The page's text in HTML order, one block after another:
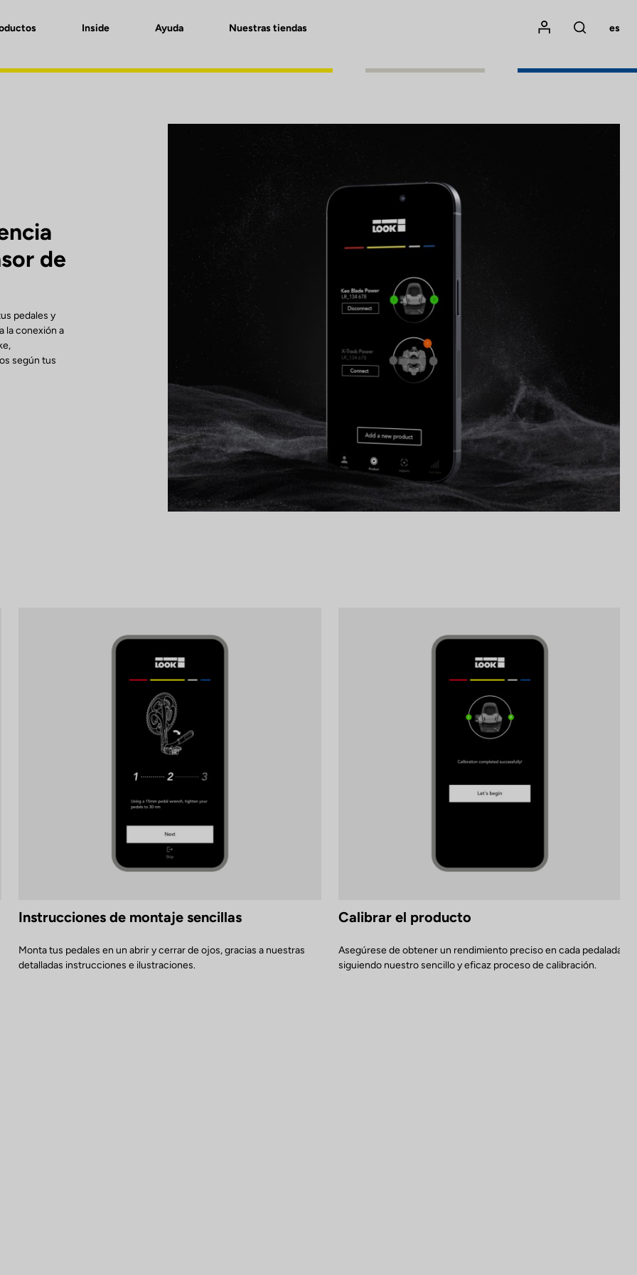
Inside Ayuda Nuestras tiendas
Mon compte
Rechercher
es
de
pedales y
la conexión a
según tus
Instrucciones de montaje sencillas
Monta tus pedales en un abrir y cerrar de ojos, gracias a nuestras
detalladas instrucciones e ilustraciones.
Calibrar el producto
Asegúrese de obtener un rendimiento preciso en cada pedalada,
siguiendo nuestro sencillo y eficaz proceso de calibración.